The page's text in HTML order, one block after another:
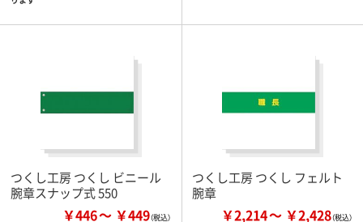
つくし工房 つくし ビニール
腕章スナップ式 550
￥446 ￥449
つくし工房 つくし フェルト
腕章
￥2,214 ￥2,428